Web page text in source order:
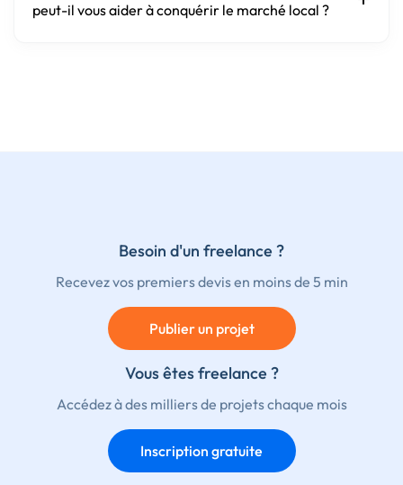
peut-il vous aider à conquérir le marché local ?
Besoin d'un freelance ?
Recevez vos premiers devis en moins de 5 min
Publier un projet
Vous êtes freelance ?
Accédez à des milliers de projets chaque mois
Inscription gratuite